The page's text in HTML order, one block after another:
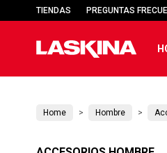
TIENDAS PREGUNTAS
Home Hombre